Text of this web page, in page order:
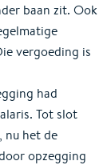
baan zit. Ook
vergoeding is
had
Tot slot
nu het de
opzegging